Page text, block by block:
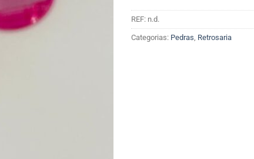
REF: n.d.
Categorias: Pedras, Retrosaria